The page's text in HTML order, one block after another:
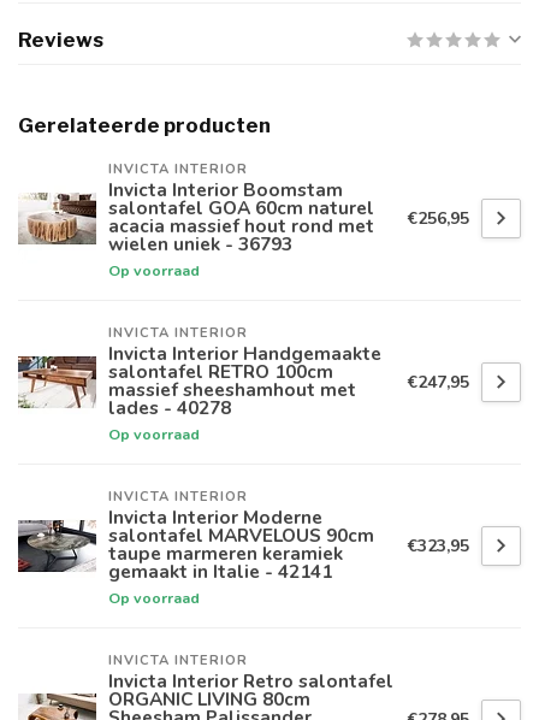
Reviews
Gerelateerde producten
INVICTA INTERIOR
Invicta Interior Boomstam
salontafel GOA 60cm naturel
acacia massief hout rond met
wielen uniek - 36793
Op voorraad
€256,95
INVICTA INTERIOR
Invicta Interior Handgemaakte
salontafel RETRO 100cm
massief sheeshamhout met
lades - 40278
Op voorraad
€247,95
INVICTA INTERIOR
Invicta Interior Moderne
salontafel MARVELOUS 90cm
taupe marmeren keramiek
gemaakt in Italie - 42141
Op voorraad
€323,95
INVICTA INTERIOR
Invicta Interior Retro salontafel
ORGANIC LIVING 80cm